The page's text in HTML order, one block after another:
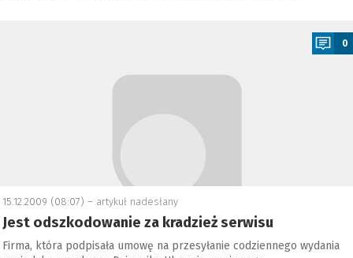
0
15.12.2009 (08:07) – artykuł nadesłany
Jest odszkodowanie za kradzież serwisu
Firma, która podpisała umowę na przesyłanie codziennego wydania